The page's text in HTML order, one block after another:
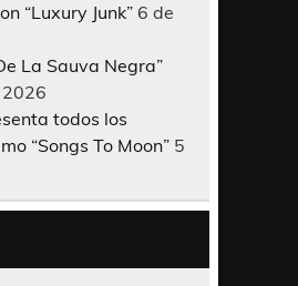
“Luxury Junk” 6 de
La Sauva Negra”
todos los
“Songs To Moon” 5